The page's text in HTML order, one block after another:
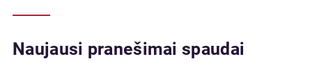
Naujausi pranešimai spaudai